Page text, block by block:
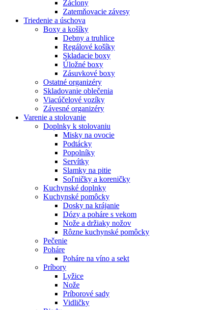
Záclony
Zatemňovacie závesy
Triedenie a úschova
Boxy a košíky
Debny a truhlice
Regálové košíky
Skladacie boxy
Úložné boxy
Zásuvkové boxy
Ostatné organizéry
Skladovanie oblečenia
Viacúčelové vozíky
Závesné organizéry
Varenie a stolovanie
Doplnky k stolovaniu
Misky na ovocie
Podtácky
Popolníky
Servítky
Slamky na pitie
Soľničky a koreničky
Kuchynské doplnky
Kuchynské pomôcky
Dosky na krájanie
Dózy a poháre s vekom
Nože a držiaky nožov
Rôzne kuchynské pomôcky
Pečenie
Poháre
Poháre na víno a sekt
Príbory
Lyžice
Nože
Príborové sady
Vidličky